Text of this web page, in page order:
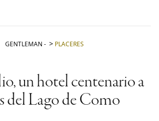
GENTLEMAN - PLACERES
un hotel centenario a
del Lago de Como